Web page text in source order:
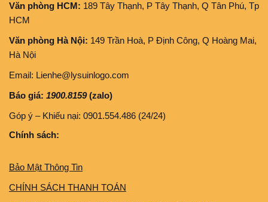
Văn phòng HCM: 189 Tây Thạnh, P Tây Thạnh, Q Tân Phú, Tp
HCM
Văn phòng Hà Nội: 149 Trần Hoà, P Định Công, Q Hoàng Mai,
Hà Nội
Email: Lienhe@lysuinlogo.com
Báo giá: 1900.8159(zalo)
Góp ý – Khiếu nại: 0901.554.486 (24/24)
Chính sách:
Bảo Mật Thông Tin
CHÍNH SÁCH THANH TOÁN